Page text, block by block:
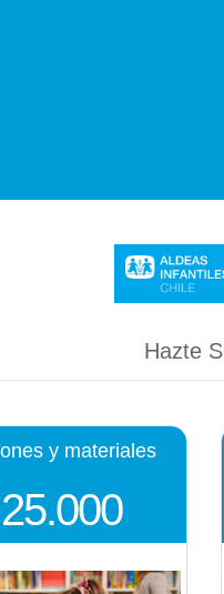
Hazte
y materiales
25.000